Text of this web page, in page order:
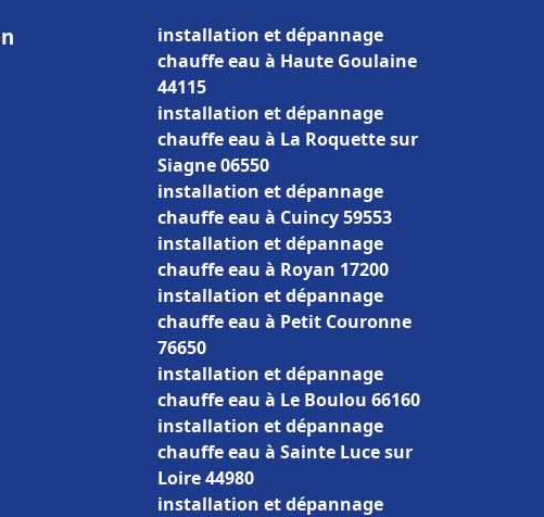
installation et dépannage
chauffe eau à Haute Goulaine
44115
installation et dépannage
chauffe eau à La Roquette sur
Siagne 06550
installation et dépannage
chauffe eau à Cuincy 59553
installation et dépannage
chauffe eau à Royan 17200
installation et dépannage
chauffe eau à Petit Couronne
76650
installation et dépannage
chauffe eau à Le Boulou 66160
installation et dépannage
chauffe eau à Sainte Luce sur
Loire 44980
installation et dépannage